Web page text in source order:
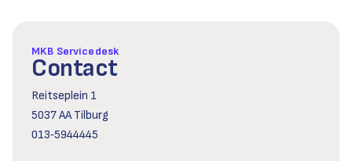
MKB Servicedesk
Contact
Reitseplein 1
5037 AA Tilburg
013‑5944445